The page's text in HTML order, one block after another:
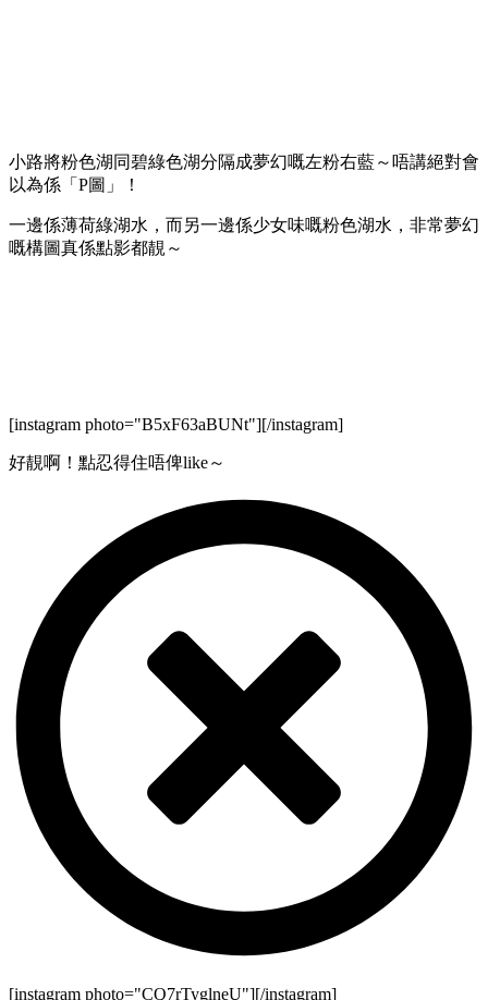
小路將粉色湖同碧綠色湖分隔成夢幻嘅左粉右藍～唔講絕對會
以為係「P圖」！
一邊係薄荷綠湖水，而另一邊係少女味嘅粉色湖水，非常夢幻
嘅構圖真係點影都靚～
[instagram photo="B5xF63aBUNt"][/instagram]
好靚啊！點忍得住唔俾like～
[instagram photo="CQ7rTyglneU"][/instagram]